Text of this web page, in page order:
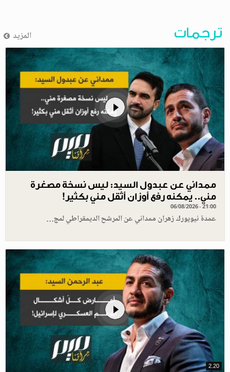
ترجمات المزيد
ممداني عن عبدول السيد: ليس نسخة مصغرة
مني.. يمكنه رفع أوزان أثقل مني بكثير!
06/08/2026 - 21:00
عمدة نيويورك زهران ممداني عن المرشح الديمقراطي لمج…
2.20